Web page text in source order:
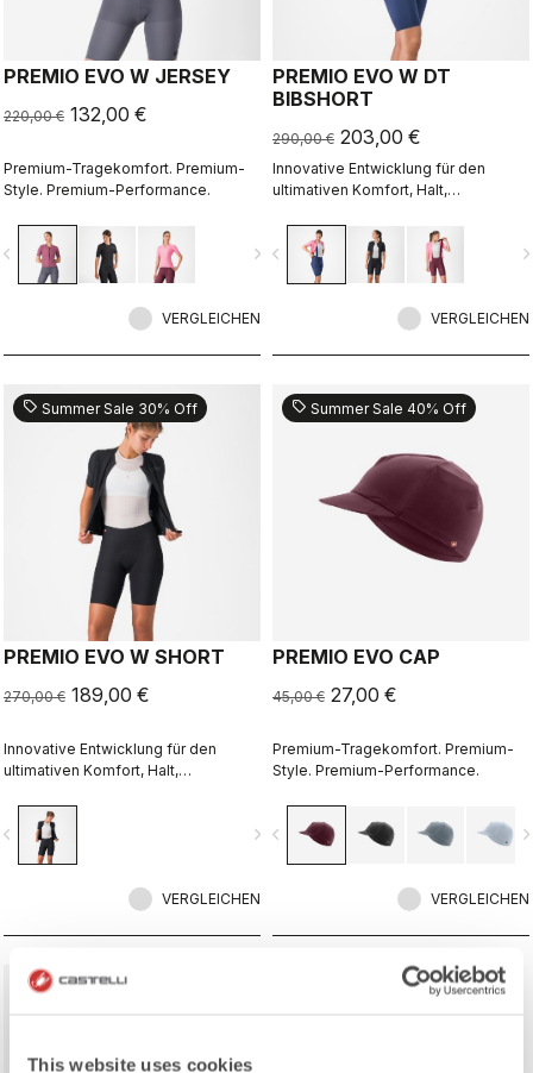
This website uses cookies
PREMIO EVO W JERSEY
220,00 € 132,00 €
Premium-Tragekomfort. Premium-
Style. Premium-Performance.
navigate_next
VERGLEICHEN
PREMIO EVO W DT
BIBSHORT
290,00 € 203,00 €
Innovative Entwicklung für den
ultimativen Komfort, Halt,
auf der Langstrecke.
navigate_before
VERGLEICHEN
sell Summer Sale 30% Off
PREMIO EVO W SHORT
270,00 € 189,00 €
Innovative Entwicklung für den
ultimativen Komfort, Halt,
auf der Langstrecke.
navigate_next
VERGLEICHEN
sell Summer Sale 40% Off
PREMIO EVO CAP
45,00 € 27,00 €
Premium-Tragekomfort. Premium-
Style. Premium-Performance.
navigate_before
VERGLEICHEN
sellSummer Sale 40% Off